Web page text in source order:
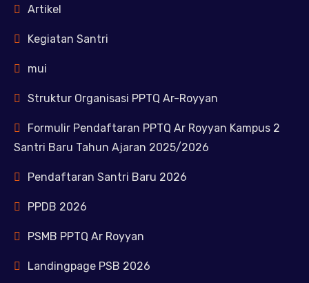
Artikel
Kegiatan Santri
mui
Struktur Organisasi PPTQ Ar-Royyan
Formulir Pendaftaran PPTQ Ar Royyan Kampus 2
Santri Baru Tahun Ajaran 2025/2026
Pendaftaran Santri Baru 2026
PPDB 2026
PSMB PPTQ Ar Royyan
Landingpage PSB 2026